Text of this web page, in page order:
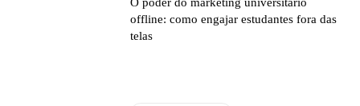
offline: como engajar estudantes fora das
telas